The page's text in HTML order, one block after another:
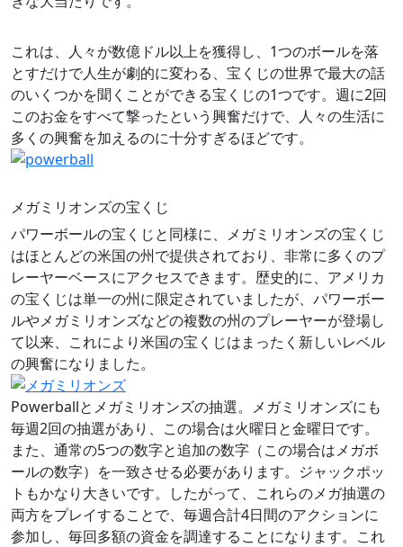
これは、人々が数億ドル以上を獲得し、1つのボールを落
とすだけで人生が劇的に変わる、宝くじの世界で最大の話
のいくつかを聞くことができる宝くじの1つです。週に2回
このお金をすべて撃ったという興奮だけで、人々の生活に
多くの興奮を加えるのに十分すぎるほどです。
メガミリオンズの宝くじ
パワーボールの宝くじと同様に、メガミリオンズの宝くじ
はほとんどの米国の州で提供されており、非常に多くのプ
レーヤーベースにアクセスできます。歴史的に、アメリカ
の宝くじは単一の州に限定されていましたが、パワーボー
ルやメガミリオンズなどの複数の州のプレーヤーが登場し
て以来、これにより米国の宝くじはまったく新しいレベル
の興奮になりました。
Powerballとメガミリオンズの抽選。メガミリオンズにも
毎週2回の抽選があり、この場合は火曜日と金曜日です。
また、通常の5つの数字と追加の数字（この場合はメガボ
ールの数字）を一致させる必要があります。ジャックポッ
トもかなり大きいです。したがって、これらのメガ抽選の
両方をプレイすることで、毎週合計4日間のアクションに
参加し、毎回多額の資金を調達することになります。これ